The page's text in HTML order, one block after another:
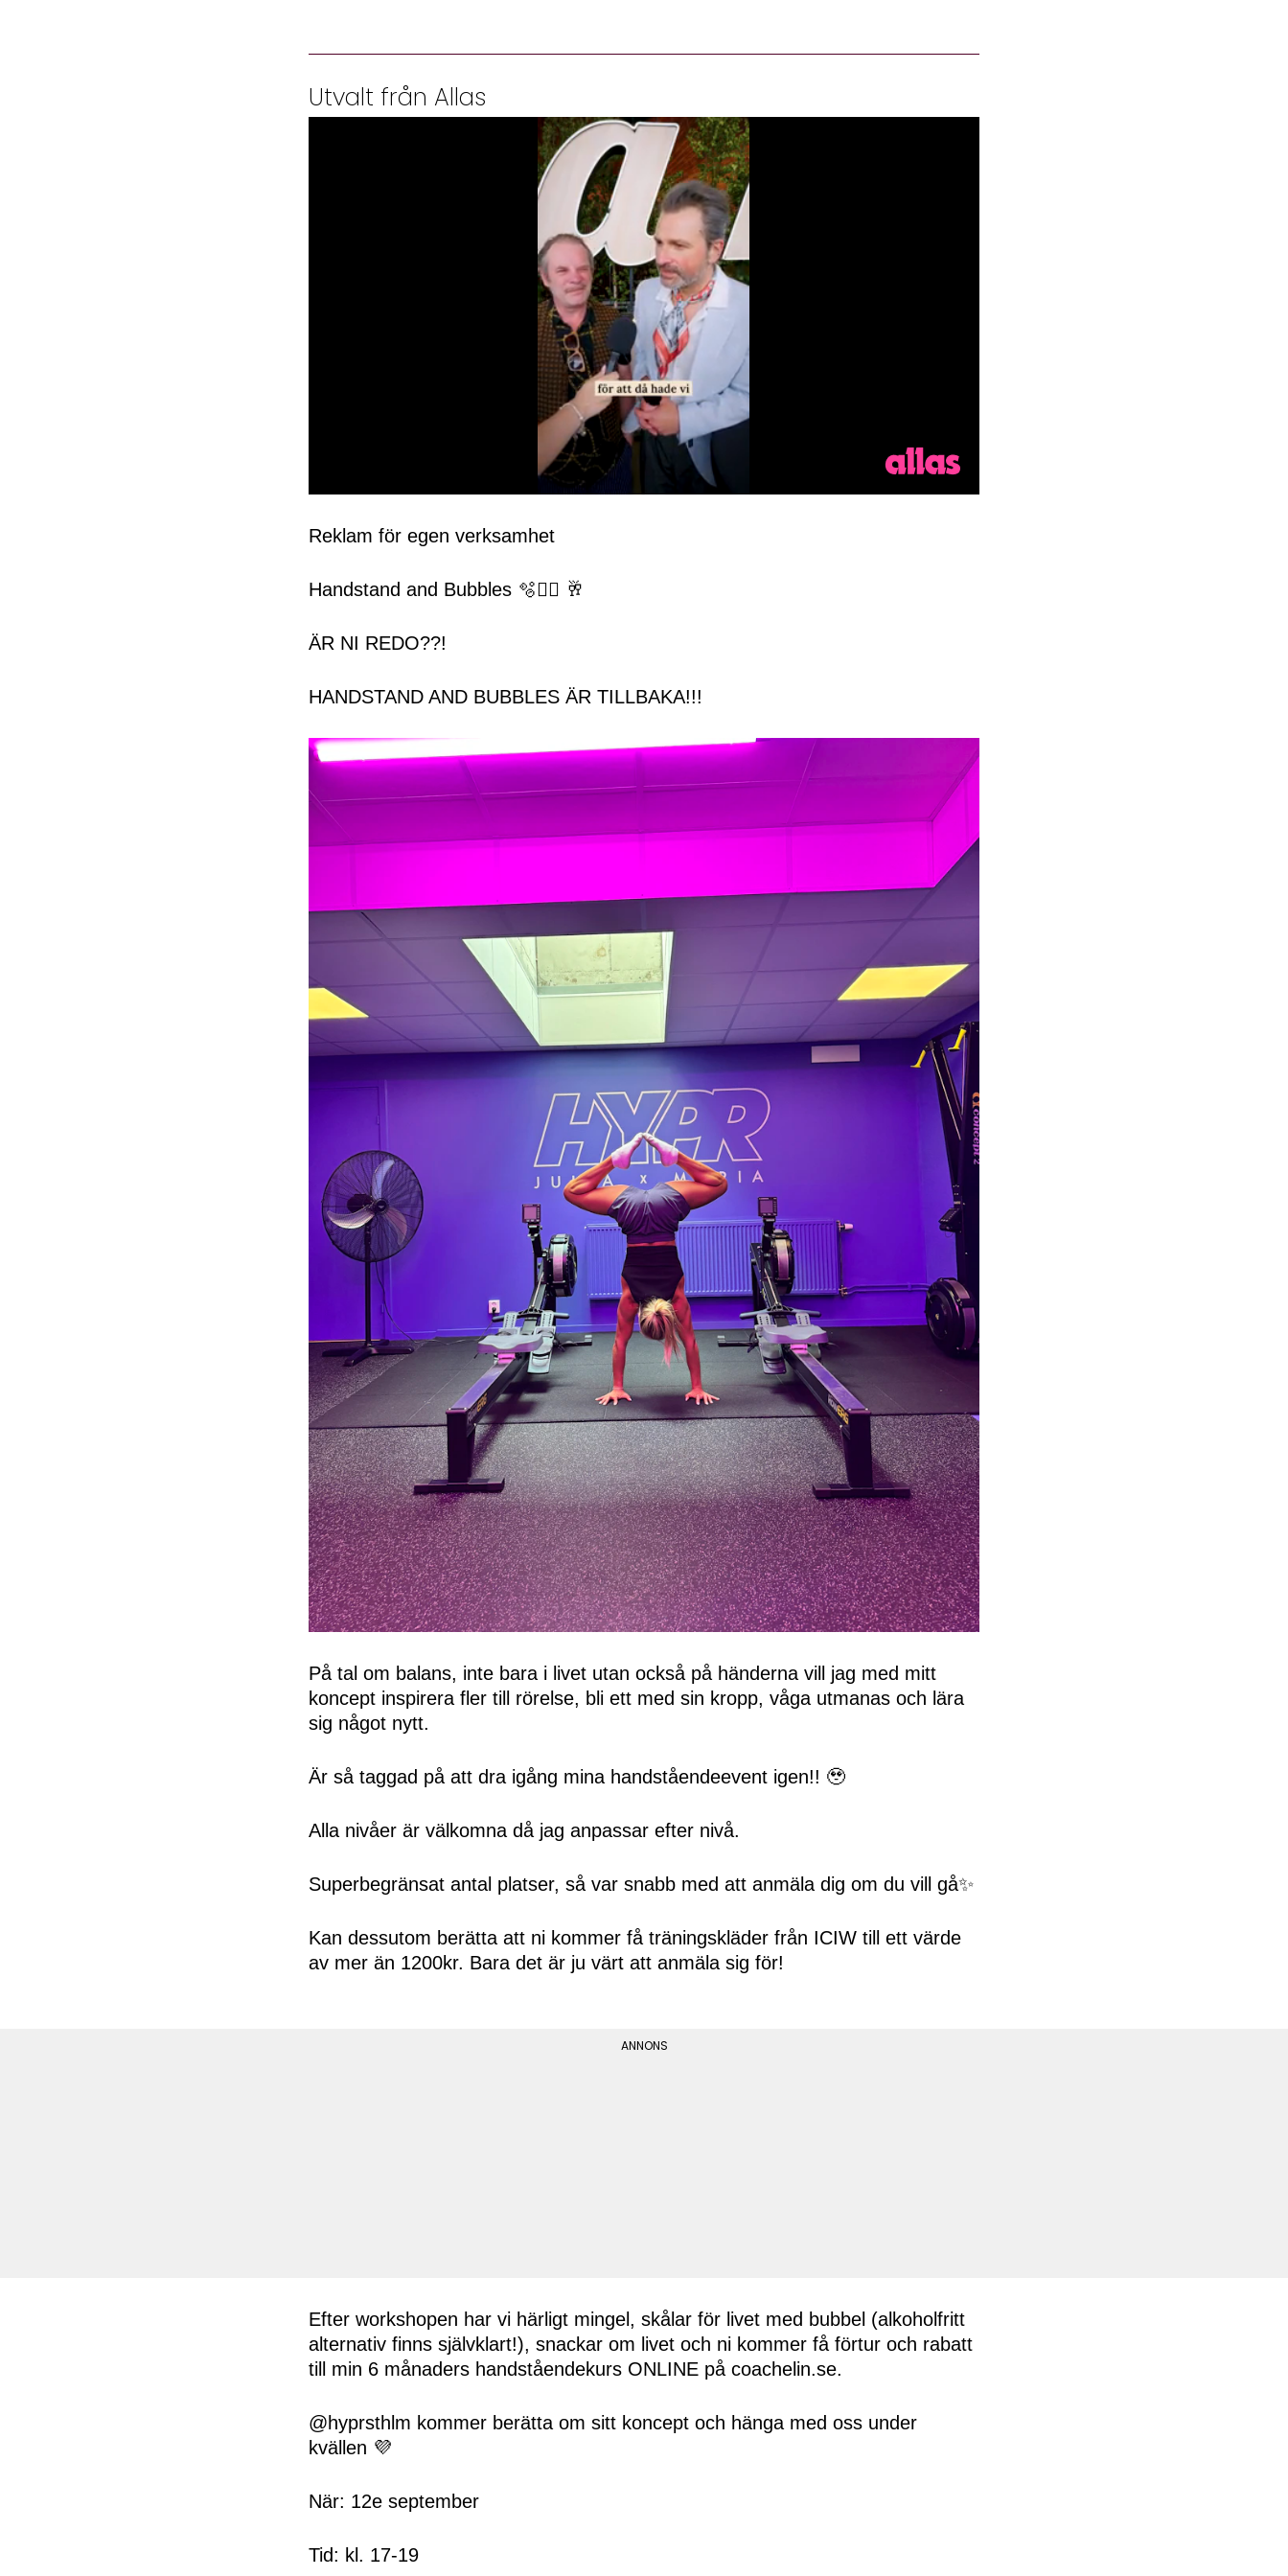
Utvalt från Allas
of
50
Reklam för egen verksamhet
Handstand and Bubbles 🫧🤸‍♂️ 🥂
ÄR NI REDO??!
HANDSTAND AND BUBBLES ÄR TILLBAKA!!!
På tal om balans, inte bara i livet utan också på händerna vill jag med mitt
koncept inspirera fler till rörelse, bli ett med sin kropp, våga utmanas och lära
sig något nytt.
Är så taggad på att dra igång mina handståendeevent igen!! 🥹
Alla nivåer är välkomna då jag anpassar efter nivå.
Superbegränsat antal platser, så var snabb med att anmäla dig om du vill gå✨
Kan dessutom berätta att ni kommer få träningskläder från ICIW till ett värde
av mer än 1200kr. Bara det är ju värt att anmäla sig för!
Efter workshopen har vi härligt mingel, skålar för livet med bubbel (alkoholfritt
alternativ finns självklart!), snackar om livet och ni kommer få förtur och rabatt
till min 6 månaders handståendekurs ONLINE på coachelin.se.
@hyprsthlm kommer berätta om sitt koncept och hänga med oss under
kvällen 💜
När: 12e september
Tid: kl. 17-19